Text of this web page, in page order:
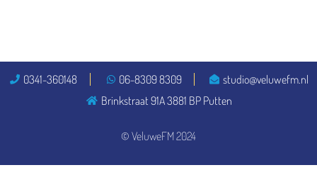
© VeluweFM 2024
0341-360148 06-8309 8309
studio@veluwefm.nl
Brinkstraat 91A 3881 BP Putten